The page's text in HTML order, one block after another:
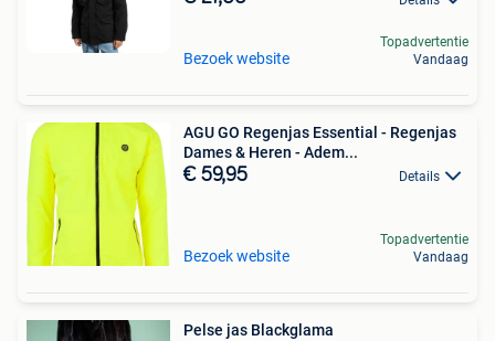
Bezoek website
Topadvertentie
Vandaag
AGU GO Regenjas Essential - Regenjas
Dames & Heren - Adem...
€ 59,95 Details
Bezoek website
Topadvertentie
Vandaag
Pelse jas Blackglama